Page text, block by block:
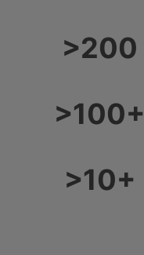
>200
>100+
>10+